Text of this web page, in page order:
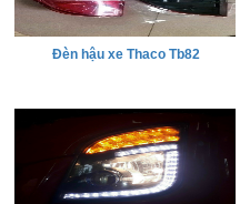
Đèn hậu xe Thaco Tb82